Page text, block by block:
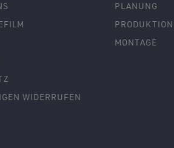
WIDERRUFEN
PLANUNG
PRODUKTION
MONTAGE